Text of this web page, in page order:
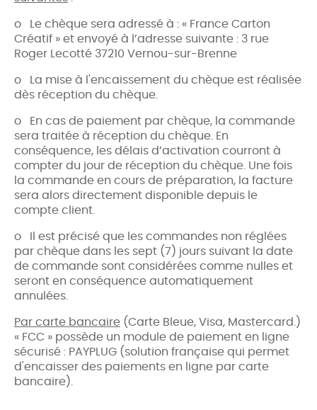
o Le chèque sera adressé à : « France Carton
Créatif » et envoyé à l’adresse suivante : 3 rue
Roger Lecotté 37210 Vernou-sur-Brenne
o La mise à l'encaissement du chèque est réalisée
dès réception du chèque.
o En cas de paiement par chèque, la commande
sera traitée à réception du chèque. En
conséquence, les délais d’activation courront à
compter du jour de réception du chèque. Une fois
la commande en cours de préparation, la facture
sera alors directement disponible depuis le
compte client.
o Il est précisé que les commandes non réglées
par chèque dans les sept (7) jours suivant la date
de commande sont considérées comme nulles et
seront en conséquence automatiquement
annulées.
Par carte bancaire (Carte Bleue, Visa, Mastercard.)
« FCC » possède un module de paiement en ligne
sécurisé : PAYPLUG (solution française qui permet
d'encaisser des paiements en ligne par carte
bancaire).